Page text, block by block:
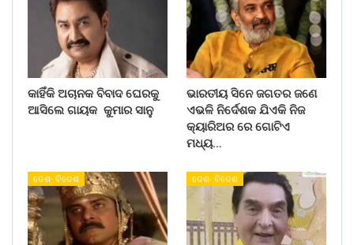
କାହିଁକି ଅଚାନକ ବିବାଦ ଘେରକୁ
ଆସିଲେ ଗାୟକ କୁମାର ସାନୁ
ଭାରତୀୟ ସିନେ ଜଗତର ଜଣେ
ଏଭଳି ନିର୍ଦେଶକ ଯିଏକି ନିଜ
କ୍ୟାରିଅର ରେ ଗୋଟିଏ
ମଧ୍ୟ…
ଦେଶ- ବିଦେଶ ଦେଶ- ବିଦେଶ